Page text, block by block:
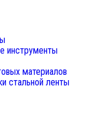
инструменты
материалов
стальной ленты